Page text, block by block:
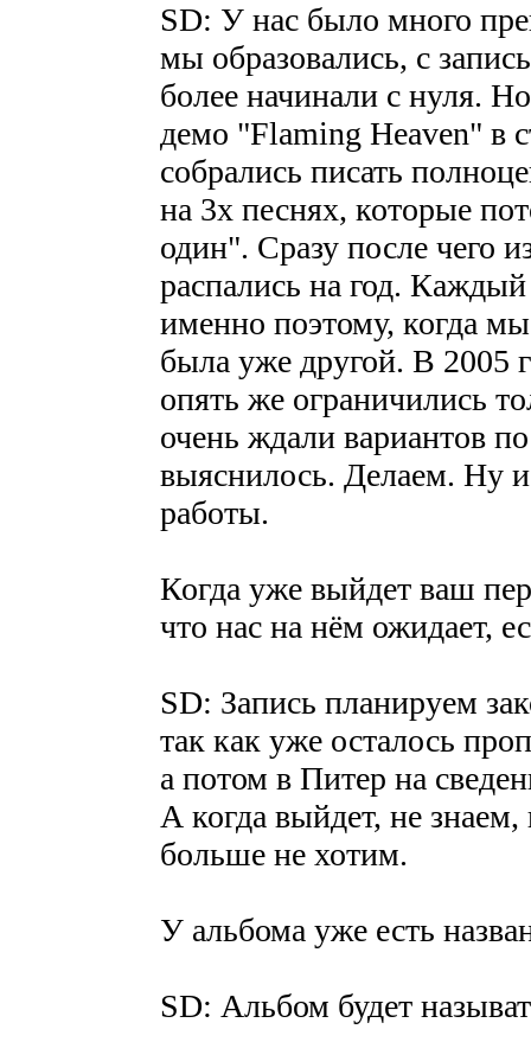
SD: У нас было много
мы образовались, с
более начинали с нуля.
демо "Flaming Heaven" в
собрались писать
на 3х песнях, которые
один". Сразу после чего
распались на год.
именно поэтому, когда
была уже другой. В 2005
опять же ограничились
очень ждали вариантов
выяснилось. Делаем. Ну
работы.
Когда уже выйдет ваш
что нас на нём ожидает,
SD: Запись планируем
так как уже осталось
а потом в Питер на
А когда выйдет, не знаем,
больше не хотим.
У альбома уже есть
SD: Альбом будет